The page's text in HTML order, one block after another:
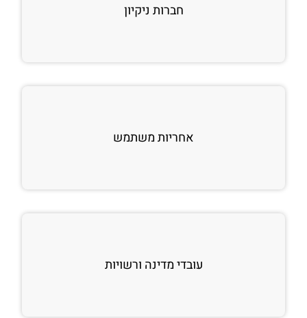
חברות ניקיון
אחריות משתמש
עובדי מדינה ורשויות